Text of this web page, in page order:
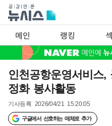
메인 랭킹
인천공항운영서비스,
정화 봉사활동
기사등록 2026/04/21 15:20:05
구글에서 선호하는 매체로 추가